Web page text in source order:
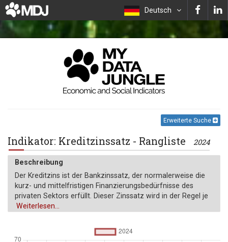
Deutsch
Erweiterte Suche
Indikator: Kreditzinssatz - Rangliste 2024
Beschreibung
Der Kreditzins ist der Bankzinssatz, der normalerweise die
kurz- und mittelfristigen Finanzierungsbedürfnisse des
privaten Sektors erfüllt. Dieser Zinssatz wird in der Regel je
nach Kreditwürdigkeit der Kreditnehmer und den
verbundenen Bedingungen unterscheiden sich jedoch je
nach Land, was ihre Vergleichbarkeit einschränkt.
Weiterlesen...